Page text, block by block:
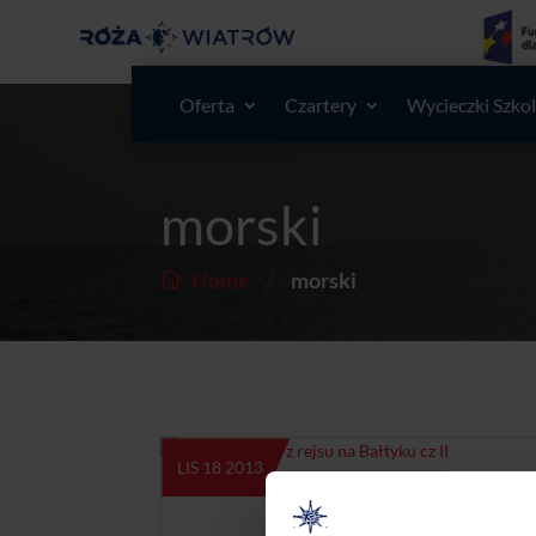
Oferta Czartery Wycieczki
morski
Home morski
LIS 18 2013